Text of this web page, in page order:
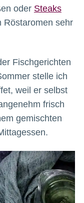
oder Steaks
Röstaromen sehr
Fischgerichten
stelle ich
weil er selbst
frisch
gemischten